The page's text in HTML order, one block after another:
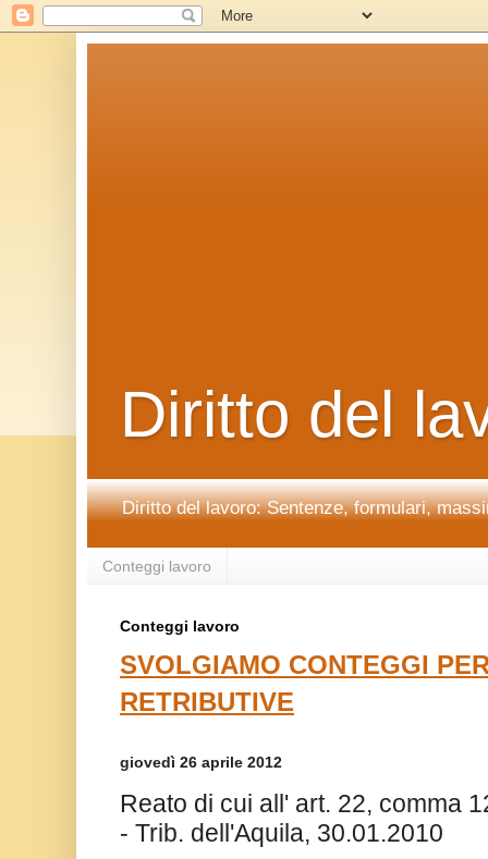
Diritto del
Diritto del lavoro: Sentenze, formulari,
Conteggi lavoro
Conteggi lavoro
SVOLGIAMO CONTEGGI
RETRIBUTIVE
giovedì 26 aprile 2012
Reato di cui all' art. 22, comma
- Trib. dell'Aquila, 30.01.2010